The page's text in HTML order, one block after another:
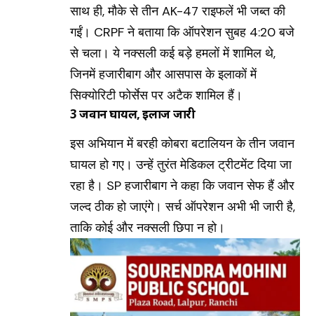
साथ ही, मौके से तीन AK-47 राइफलें भी जब्त की
गईं। CRPF ने बताया कि ऑपरेशन सुबह 4:20 बजे
से चला। ये नक्सली कई बड़े हमलों में शामिल थे,
जिनमें हजारीबाग और आसपास के इलाकों में
सिक्योरिटी फोर्सेस पर अटैक शामिल हैं।
3 जवान घायल, इलाज जारी
इस अभियान में बरही कोबरा बटालियन के तीन जवान
घायल हो गए। उन्हें तुरंत मेडिकल ट्रीटमेंट दिया जा
रहा है। SP हजारीबाग ने कहा कि जवान सेफ हैं और
जल्द ठीक हो जाएंगे। सर्च ऑपरेशन अभी भी जारी है,
ताकि कोई और नक्सली छिपा न हो।